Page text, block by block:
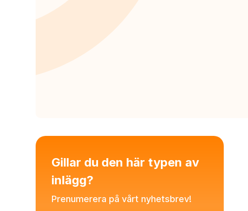
Gillar du den här typen av
inlägg?
Prenumerera på vårt nyhetsbrev!